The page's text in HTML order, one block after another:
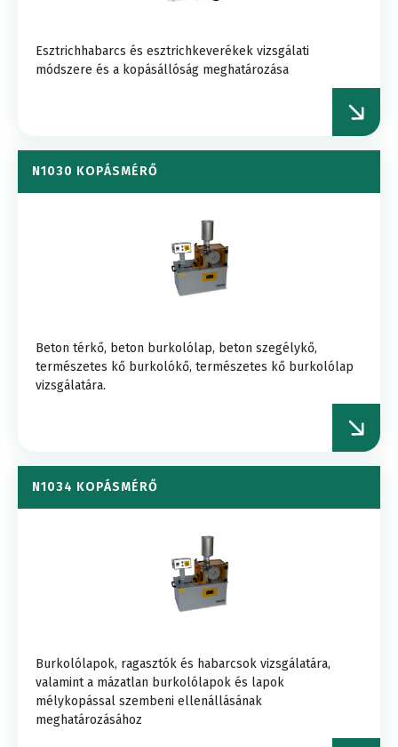
Esztrichhabarcs és esztrichkeverékek vizsgálati
módszere és a kopásállóság meghatározása
N1030 KOPÁSMÉRŐ
Beton térkő, beton burkolólap, beton szegélykő,
természetes kő burkolókő, természetes kő burkolólap
vizsgálatára.
N1034 KOPÁSMÉRŐ
Burkolólapok, ragasztók és habarcsok vizsgálatára,
valamint a mázatlan burkolólapok és lapok
mélykopással szembeni ellenállásának
meghatározásához